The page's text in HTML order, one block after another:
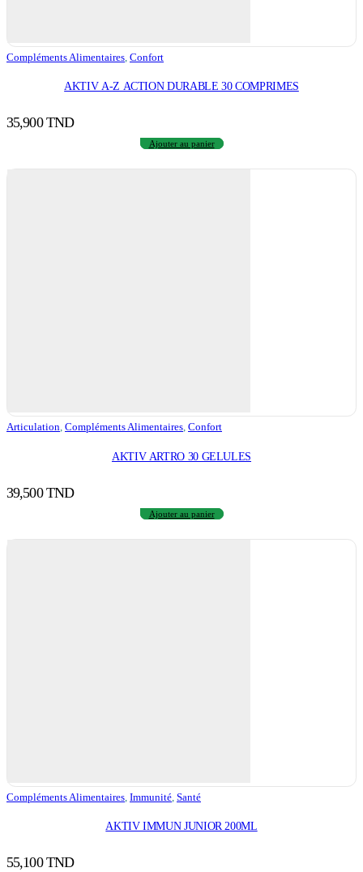
Compléments Alimentaires Confort
AKTIV A-Z ACTION DURABLE 30 COMPRIMES
35,900TND
Ajouter au panier
Articulation, Compléments Alimentaires, Confort
AKTIV ARTRO 30 GELULES
39,500TND
Ajouter au panier
Compléments Alimentaires Immunité Santé
AKTIV IMMUN JUNIOR 200ML
55,100TND